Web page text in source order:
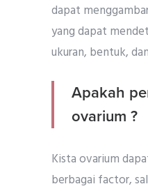
dapat
yang dapat
ukuran, bentuk,
Apakah
ovarium ?
Kista ovarium
berbagai factor,